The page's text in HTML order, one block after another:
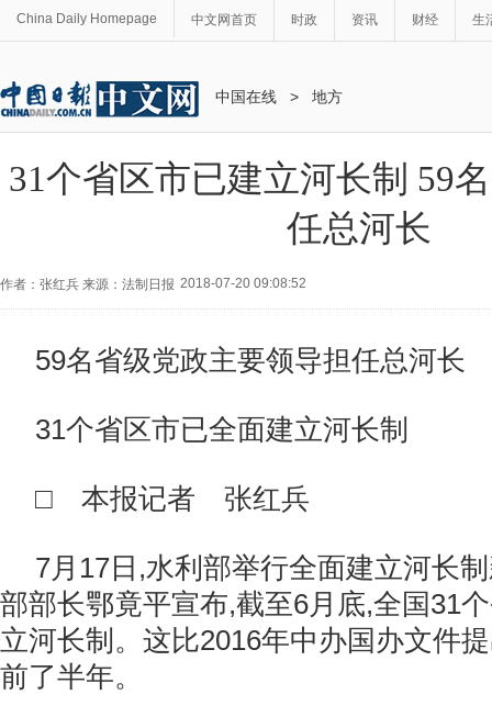
China Daily Homepage 中文网首页 时政 资讯 财经 生
中国在线 > 地方
31个省区市已建立河长制 59
任总河长
作者：张红兵 来源：法制日报 2018-07-20 09:08:52
59名省级党政主要领导担任总河长
31个省区市已全面建立河长制
□ 本报记者 张红兵
7月17日,水利部举行全面建立河长
部部长鄂竟平宣布,截至6月底,全国31
立河长制。这比2016年中办国办文件
前了半年。